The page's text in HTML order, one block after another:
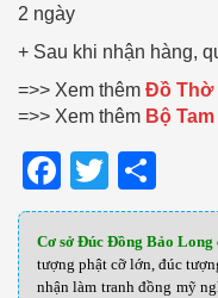
2 ngày
+ Sau khi nhận hàng,
=>> Xem thêm Đồ Thờ
=>> Xem thêm Bộ
Facebook
Twitter
Cơ sở Đúc Đồng Bảo Long
tượng phật cỡ lớn, đúc
nhận làm tranh đồng mỹ